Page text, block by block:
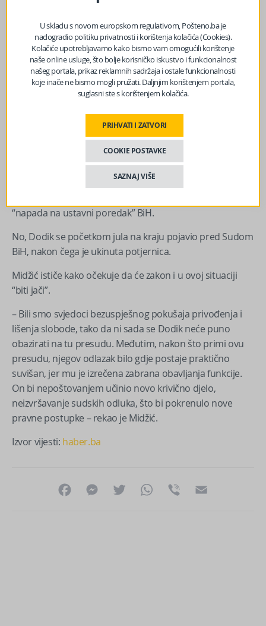
prijevremeni izbori moraju biti održani u roku od 90
dana od prestanka mandata u skladu sa Ustavom i
zakonom – rekla je Hadžiabdić.
Ko može spriječiti Dodika da obavlja funkciju?
Dodik se, ukoliko ne bude poštovao presudu, suočava sa
novim krivičnim prijavama, pojašnjava za RSE advokat
Osuđeni predsjednik Republike Srpske je već pokazivao
nepoštivanje odluka pravosudnih institucija izbjegavajući
hapšenje po potjernici od sredine marta do početka jula
“napada na ustavni poredak” BiH.
No, Dodik se početkom jula na kraju pojavio pred Sudom
BiH, nakon čega je ukinuta potjernica.
Midžić ističe kako očekuje da će zakon i u ovoj situaciji
“biti jači”.
– Bili smo svjedoci bezuspješnog pokušaja privođenja i
lišenja slobode, tako da ni sada se Dodik neće puno
obazirati na tu presudu. Međutim, nakon što primi ovu
presudu, njegov odlazak bilo gdje postaje praktično
suvišan, jer mu je izrečena zabrana obavljanja funkcije.
On bi nepoštovanjem učinio novo krivično djelo,
neizvršavanje sudskih odluka, što bi pokrenulo nove
pravne postupke – rekao je Midžić.
Izvor vijesti: haber.ba
FacebookMessenger
Twitter WhatsApp
Viber
U skladu s novom europskom regulativom, Pošteno.ba je
nadogradio politiku privatnosti i korištenja kolačića (Cookies).
Kolačiće upotrebljavamo kako bismo vam omogućili korištenje
naše online usluge, što bolje korisničko iskustvo i funkcionalnost
našeg portala, prikaz reklamnih sadržaja i ostale funkcionalnosti
koje inače ne bismo mogli pružati. Daljnjim korištenjem portala,
suglasni ste s korištenjem kolačića.
PRIHVATI I ZATVORI
COOKIE POSTAVKE
SAZNAJ VIŠE